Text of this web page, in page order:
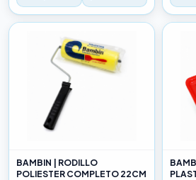
BAMBIN | RODILLO
POLIESTER COMPLETO 22CM